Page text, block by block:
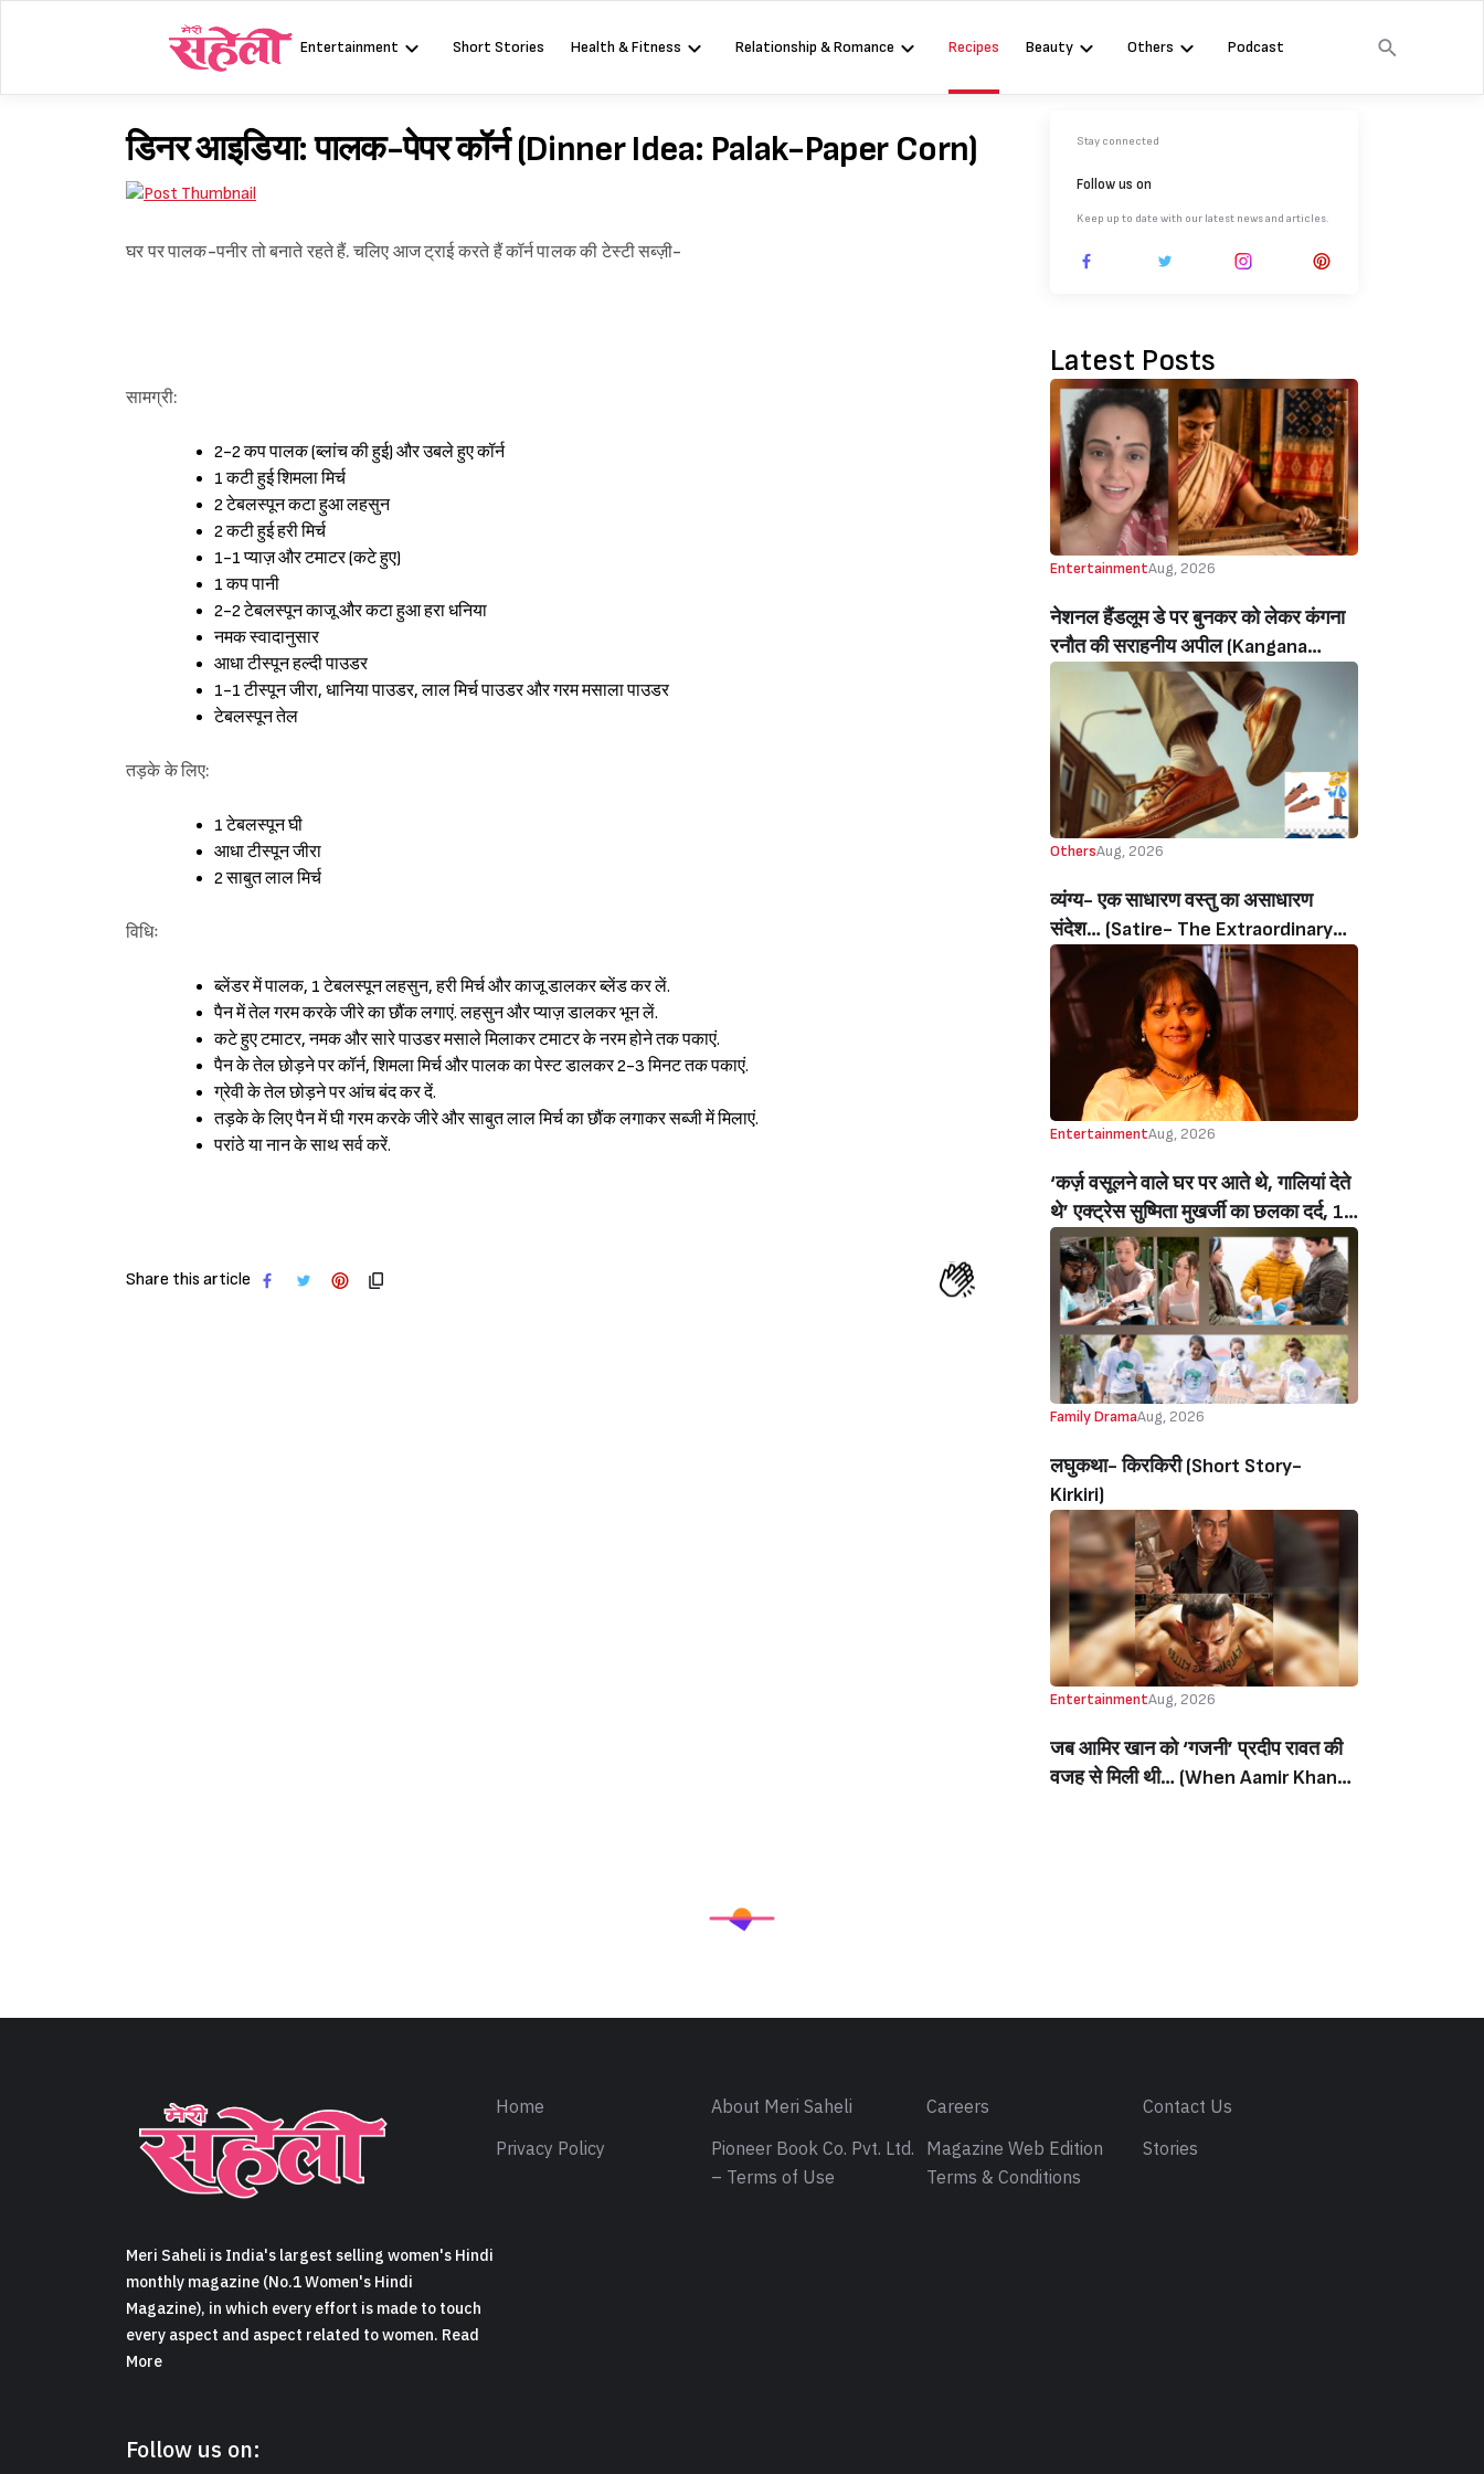
Entertainment Short Stories Health & Fitness Relationship & Romance Recipes Beauty Others Podcast
डिनर आइडिया: पालक-पेपर कॉर्न (Dinner Idea: Palak-Paper Corn)
घर पर पालक-पनीर तो बनाते रहते हैं. चलिए आज ट्राई करते हैं कॉर्न पालक की टेस्टी सब्ज़ी-
सामग्री:
2-2 कप पालक (ब्लांच की हुई) और उबले हुए कॉर्न
1 कटी हुई शिमला मिर्च
2 टेबलस्पून कटा हुआ लहसुन
2 कटी हुई हरी मिर्च
1-1 प्याज़ और टमाटर (कटे हुए)
1 कप पानी
2-2 टेबलस्पून काजू और कटा हुआ हरा धनिया
नमक स्वादानुसार
आधा टीस्पून हल्दी पाउडर
1-1 टीस्पून जीरा, धानिया पाउडर, लाल मिर्च पाउडर और गरम मसाला पाउडर
टेबलस्पून तेल
तड़के के लिए:
1 टेबलस्पून घी
आधा टीस्पून जीरा
2 साबुत लाल मिर्च
विधिः
ब्लेंडर में पालक, 1 टेबलस्पून लहसुन, हरी मिर्च और काजू डालकर ब्लेंड कर लें.
पैन में तेल गरम करके जीरे का छौंक लगाएं. लहसुन और प्याज़ डालकर भून लें.
कटे हुए टमाटर, नमक और सारे पाउडर मसाले मिलाकर टमाटर के नरम होने तक पकाएं.
पैन के तेल छोड़ने पर कॉर्न, शिमला मिर्च और पालक का पेस्ट डालकर 2-3 मिनट तक पकाएं.
ग्रेवी के तेल छोड़ने पर आंच बंद कर दें.
तड़के के लिए पैन में घी गरम करके जीरे और साबुत लाल मिर्च का छौंक लगाकर सब्जी में मिलाएं.
परांठे या नान के साथ सर्व करें.
Share this article
Stay connected
Follow us on
Keep up to date with our latest news and articles.
Latest Posts
EntertainmentAug, 2026
नेशनल हैंडलूम डे पर बुनकर को लेकर कंगना
रनौत की सराहनीय अपील (Kangana
Ranaut’s Commendable Appeal
Regarding Weavers On National
Handloom Day)
OthersAug, 2026
व्यंग्य- एक साधारण वस्तु का असाधारण
संदेश… (Satire- The Extraordinary
Message Of An Ordinary Object…)
EntertainmentAug, 2026
‘कर्ज़ वसूलने वाले घर पर आते थे, गालियां देते
थे’ एक्ट्रेस सुष्मिता मुखर्जी का छलका दर्द, 1
करोड़ का कर्ज उतारने के लिए करनी पड़ी थी
C ग्रेड फिल्में, बोलीं- ‘मैंने अपनी आत्मा बेच दी
थी’ (‘I Sold My Soul’ Actress
Sushmita Mukherjee Recalls Doing
C-Grade Films To Pay Loan)
Family DramaAug, 2026
लघुकथा- किरकिरी (Short Story-
Kirkiri)
EntertainmentAug, 2026
जब आमिर खान को ‘गजनी’ प्रदीप रावत की
वजह से मिली थी… (When Aamir Khan
Meri Saheli is India's largest selling women's Hindi
monthly magazine (No.1 Women's Hindi
Magazine), in which every effort is made to touch
every aspect and aspect related to women. Read
More
Follow us on:
Home About Meri Saheli Careers
Contact Us
Privacy Policy
Pioneer Book Co. Pvt. Ltd.
– Terms of Use
Magazine Web Edition
Terms & Conditions
Stories